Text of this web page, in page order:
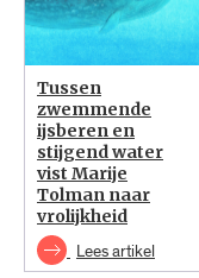
Tussen
zwemmende
ijsberen en
stijgend water
vist Marije
Tolman naar
vrolijkheid
Lees artikel